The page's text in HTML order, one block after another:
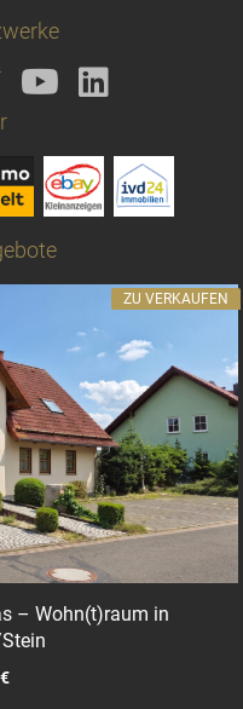
– Wohn(t)raum in
ZU VERKAUFEN